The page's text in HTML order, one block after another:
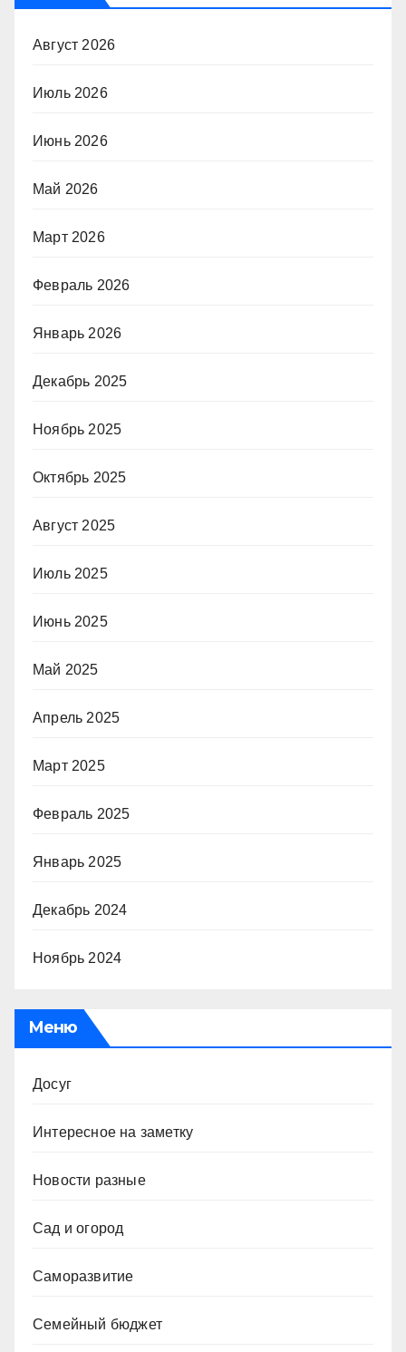
Август 2026
Июль 2026
Июнь 2026
Май 2026
Март 2026
Февраль 2026
Январь 2026
Декабрь 2025
Ноябрь 2025
Октябрь 2025
Август 2025
Июль 2025
Июнь 2025
Май 2025
Апрель 2025
Март 2025
Февраль 2025
Январь 2025
Декабрь 2024
Ноябрь 2024
Меню
Досуг
Интересное на заметку
Новости разные
Сад и огород
Саморазвитие
Семейный бюджет